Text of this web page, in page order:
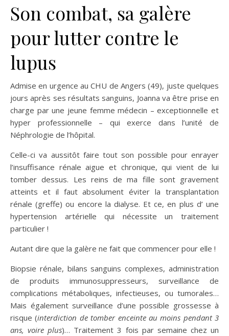
Son combat, sa galère
pour lutter contre le
lupus
Admise en urgence au CHU de Angers (49), juste quelques
jours après ses résultats sanguins, Joanna va être prise en
charge par une jeune femme médecin – exceptionnelle et
hyper professionnelle – qui exerce dans l’unité de
Néphrologie de l’hôpital.
Celle-ci va aussitôt faire tout son possible pour enrayer
l’insuffisance rénale aigue et chronique, qui vient de lui
tomber dessus. Les reins de ma fille sont gravement
atteints et il faut absolument éviter la transplantation
rénale (greffe) ou encore la dialyse. Et ce, en plus d’ une
hypertension artérielle qui nécessite un traitement
particulier !
Autant dire que la galère ne fait que commencer pour elle !
Biopsie rénale, bilans sanguins complexes, administration
de produits immunosuppresseurs, surveillance de
complications métaboliques, infectieuses, ou tumorales…
Mais également surveillance d’une possible grossesse à
risque (interdiction de tomber enceinte au moins pendant 3
ans, voire plus)… Traitement 3 fois par semaine chez un